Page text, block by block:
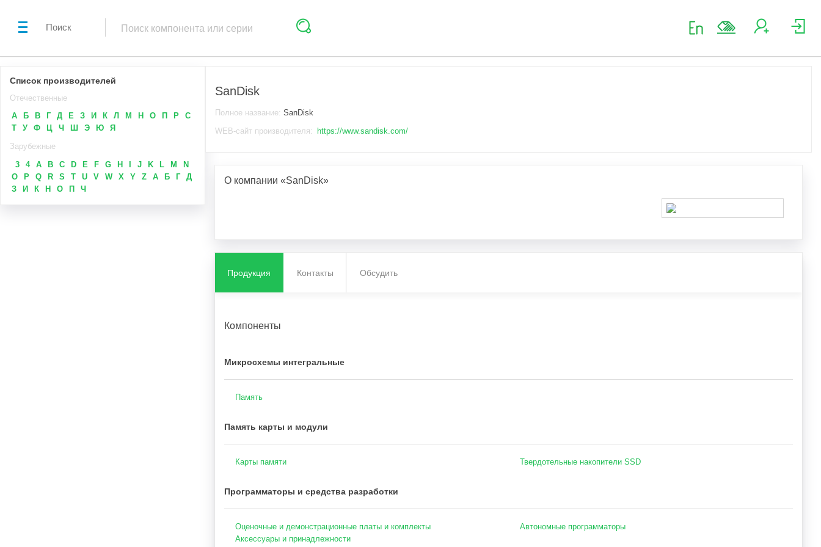
Поиск
Список производителей
Отечественные
А
Б В Г Д Е З И К Л М Н О П Р
С
Т
У Ф Ц Ч Ш Э Ю
Я
Зарубежные
3
4 A B C D E F G H J K L M
N
O
P Q R S T U V W X Y Z А Б Г
Д
З
И К Н О П Ч
SanDisk
Полное название: SanDisk
WEB-сайт производителя:
https://www.sandisk.com/
О компании «SanDisk»
Продукция Контакты Обсудить
Компоненты
Микросхемы интегральные
Память
Память карты и модули
Карты памяти Твердотельные накопители SSD
Программаторы и средства разработки
Оценочные и демонстрационные платы и комплекты
Автономные программаторы
Аксессуары и принадлежности